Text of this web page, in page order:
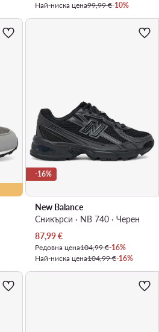
Най-ниска цена99,99 €-10%
-16%
New Balance
Сникърси · NB 740 · Черен
Актуална цена
87,99€
Редовна цена104,99 €-16%
Най-ниска цена104,99 €-16%